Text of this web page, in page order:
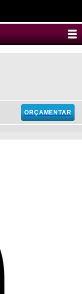
ORÇAMENTAR